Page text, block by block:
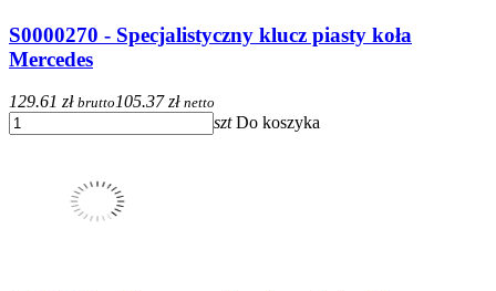
S0000270 - Specjalistyczny klucz piasty koła
Mercedes
129.61 zł brutto 105.37 zł netto
szt Do koszyka